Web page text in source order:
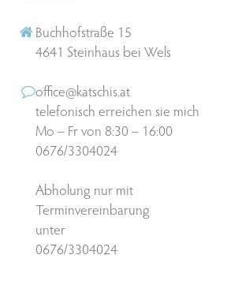
Buchhofstraße 15
4641 Steinhaus bei Wels
office@katschis.at
telefonisch erreichen sie mich
Mo – Fr von 8:30 – 16:00
0676/3304024
Abholung nur mit
Terminvereinbarung
unter
0676/3304024